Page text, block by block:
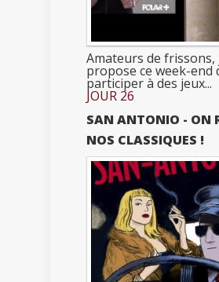
Amateurs de frissons,
propose ce week-end
participer à des jeux...
JOUR 26
SAN ANTONIO - ON
NOS CLASSIQUES !